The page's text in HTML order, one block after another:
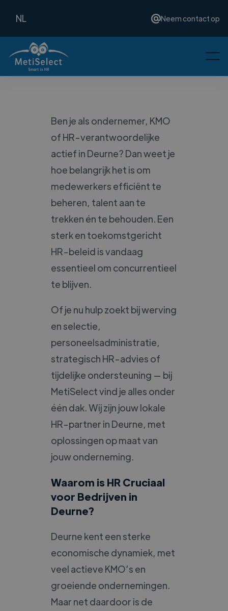
NL Neem contact op
Ben je als ondernemer, KMO
of HR-verantwoordelijke
actief in Deurne? Dan weet je
hoe belangrijk het is om
medewerkers efficiënt te
beheren, talent aan te
trekken én te behouden. Een
sterk en toekomstgericht
HR-beleid is vandaag
essentieel om concurrentieel
te blijven.
Of je nu hulp zoekt bij werving
en selectie,
personeelsadministratie,
strategisch HR-advies of
tijdelijke ondersteuning — bij
MetiSelect vind je alles onder
één dak. Wij zijn jouw lokale
HR-partner in Deurne, met
oplossingen op maat van
jouw onderneming.
Waarom is HR Cruciaal
voor Bedrijven in
Deurne?
Deurne kent een sterke
economische dynamiek, met
veel actieve KMO’s en
groeiende ondernemingen.
Maar net daardoor is de